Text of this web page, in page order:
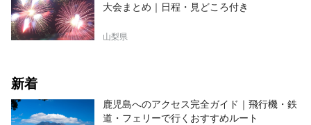
大会まとめ｜日程・見どころ付き
山梨県
新着
鹿児島へのアクセス完全ガイド｜飛行機・鉄
道・フェリーで行くおすすめルート